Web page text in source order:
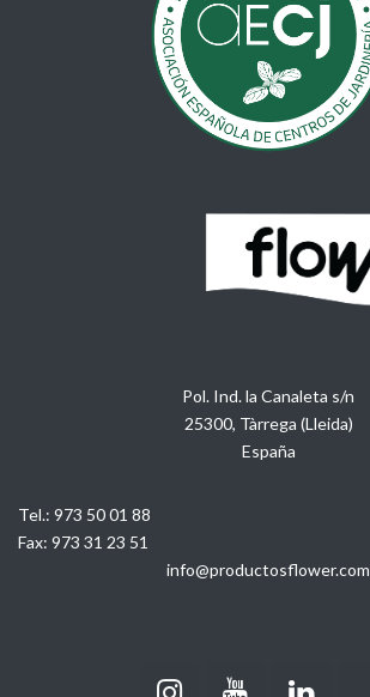
Pol. Ind. la Canaleta s/n
25300, Tàrrega (Lleida)
España
Tel.: 973 50 01 88
Fax: 973 31 23 51
info@productosflower.com